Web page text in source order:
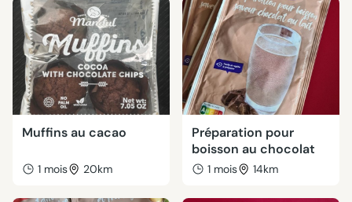
Muffins au cacao
1 mois 20km
Préparation pour
boisson au chocolat
1 mois 14km